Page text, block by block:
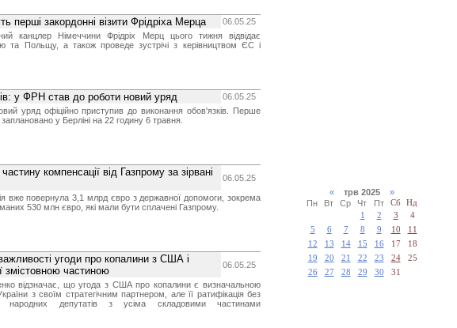
перші закордонні візити Фрідріха Мерца
06.05.25
канцлер Німеччини Фрідріх Мерц цього тижня відвідає
та Польщу, а також проведе зустрічі з керівництвом ЄС і
у ФРН став до роботи новий уряд
06.05.25
уряд офіційно приступив до виконання обов'язків. Перше
заплановано у Берліні на 22 годину 6 травня.
компенсації від Газпрому за зірвані
06.05.25
вже повернула 3,1 млрд євро з державної допомоги, зокрема
530 млн євро, які мали бути сплачені Газпрому.
угоди про копалини з США і
змістовною частиною
06.05.25
відзначає, що угода з США про копалини є визначальною
з своїм стратегічним партнером, але її ратифікація без
народних депутатів з усіма складовими частинами
« трв 2025 »
Пн
Вт Ср Чт Пт Сб
Нд
1
2 3
4
5
6 7 8 9 10
11
12
13 14 15 16 17
18
19
20 21 22 23 24
25
26
27 28 29 30 31